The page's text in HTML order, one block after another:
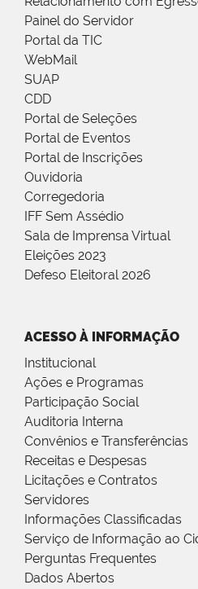
Painel do Servidor
Portal da TIC
WebMail
SUAP
CDD
Portal de Seleções
Portal de Eventos
Portal de Inscrições
Ouvidoria
Corregedoria
IFF Sem Assédio
Sala de Imprensa Virtual
Eleições 2023
Defeso Eleitoral 2026
ACESSO À INFORMAÇÃO
Institucional
Ações e Programas
Participação Social
Auditoria Interna
Convênios e Transferências
Receitas e Despesas
Licitações e Contratos
Servidores
Informações Classificadas
Serviço de Informação ao
Perguntas Frequentes
Dados Abertos